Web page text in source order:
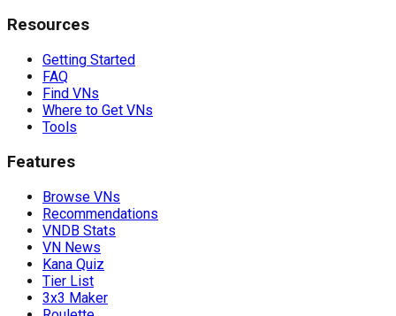
Resources
Getting Started
FAQ
Find VNs
Where to Get VNs
Tools
Features
Browse VNs
Recommendations
VNDB Stats
VN News
Kana Quiz
Tier List
3x3 Maker